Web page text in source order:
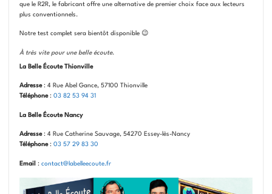
que le R2R, le fabricant offre une alternative de premier choix face aux lecteurs
plus conventionnels.
Notre test complet sera bientôt disponible 😉
À très vite pour une belle écoute.
La Belle Écoute Thionville
Adresse: 4 Rue Abel Gance, 57100 Thionville
Téléphone: 03 82 53 94 31
La Belle Écoute Nancy
Adresse: 4 Rue Catherine Sauvage, 54270 Essey-lès-Nancy
Téléphone: 03 57 29 83 30
Email : contact@labelleecoute.fr